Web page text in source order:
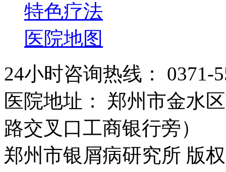
特色疗法
医院地图
24小时咨询热线： 0371-
医院地址： 郑州市金水
路交叉口工商银行旁）
郑州市银屑病研究所 版